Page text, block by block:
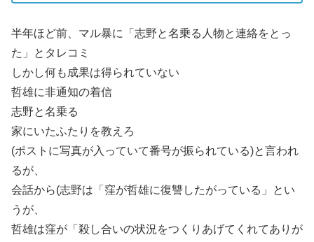
半年ほど前、マル暴に「志野と名乗る人物と連絡をとっ
た」とタレコミ
しかし何も成果は得られていない
哲雄に非通知の着信
志野と名乗る
家にいたふたりを教えろ
(ポストに写真が入っていて番号が振られている)と言われ
るが、
会話から(志野は「窪が哲雄に復讐したがっている」とい
うが、
哲雄は窪が「殺し合いの状況をつくりあげてくれてありが